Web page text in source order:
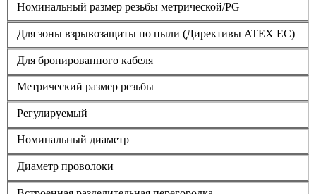
Номинальный размер резьбы метрической/PG
Для зоны взрывозащиты по пыли (Директивы ATEX ЕС)
Для бронированного кабеля
Метрический размер резьбы
Регулируемый
Номинальный диаметр
Диаметр проволоки